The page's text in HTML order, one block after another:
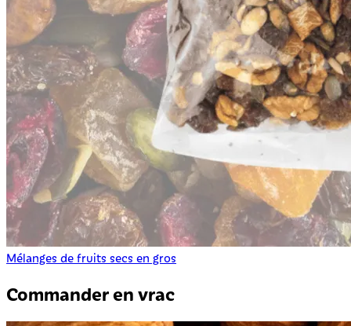
Mélanges de fruits secs en gros
Commander en vrac